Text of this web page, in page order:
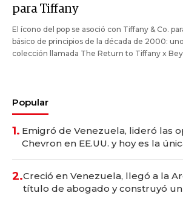
para Tiffany
El ícono del pop se asoció con Tiffany & Co.
básico de principios de la década de 2000:
colección llamada The Return to Tiffany x
Popular
1. Emigró de Venezuela, lideró las
Chevron en EE.UU. y hoy es la
2.Creció en Venezuela, llegó a la
título de abogado y construyó